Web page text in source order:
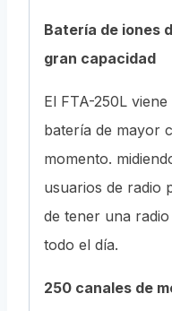
Batería de iones
gran capacidad
El FTA-250L
batería de mayor
momento.
usuarios de radio
de tener una
todo el día.
250 canales de